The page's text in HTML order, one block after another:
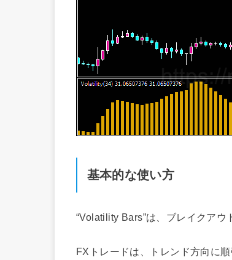
基本的な使い方
“Volatility Bars”は、ブレイクアウ
FXトレードは、トレンド方向に順